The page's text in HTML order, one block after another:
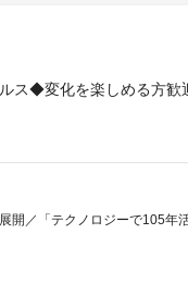
ス◆変化を楽しめる方
開／「テクノロジーで105